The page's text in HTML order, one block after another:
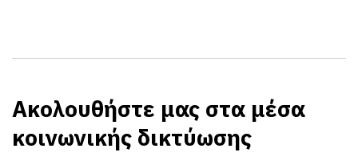
Ακολουθήστε μας στα μέσα
κοινωνικής δικτύωσης